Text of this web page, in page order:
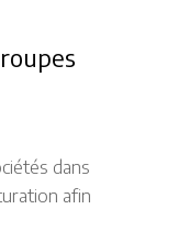
dans
afin